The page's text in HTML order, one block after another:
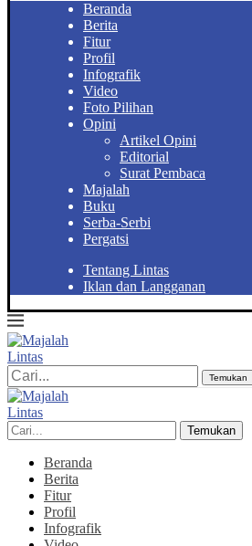
Beranda
Berita
Fitur
Profil
Infografik
Video
Foto Pilihan
Opini
Artikel Opini
Editorial
Surat Pembaca
Majalah
Buku
Serba-Serbi
Pergatsi
Tentang Lintas
Iklan dan Langganan
Temukan
Temukan
Beranda
Berita
Fitur
Profil
Infografik